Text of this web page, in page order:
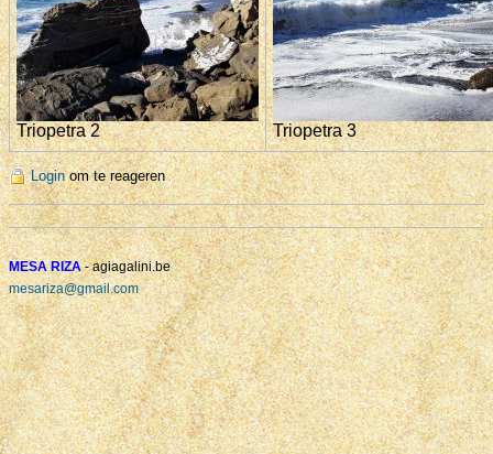
Triopetra 2 Triopetra 3
Loginom te reageren
MESA RIZA- agiagalini.be
mesariza@gmail.com